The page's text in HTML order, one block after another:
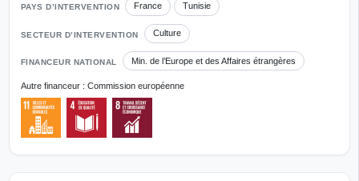
PAYS D’INTERVENTION France Tunisie
SECTEUR D’INTERVENTION Culture
FINANCEUR NATIONAL Min. de l’Europe et des Affaires étrangères
Autre financeur : Commission européenne